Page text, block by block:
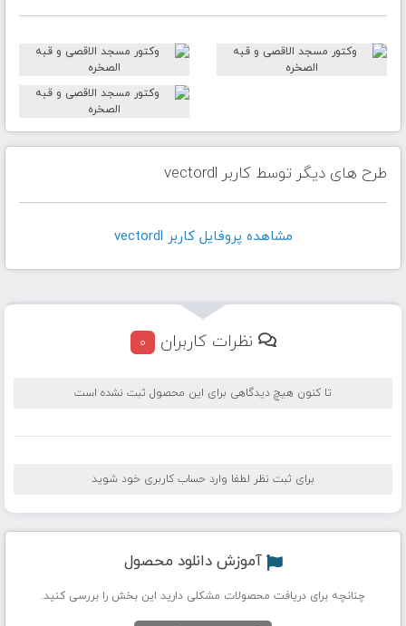
طرح های دیگر توسط کاربر vectordl
مشاهده پروفايل کاربر vectordl
نظرات کاربران 0
تا کنون هیچ دیدگاهی برای این محصول ثبت نشده است
برای ثبت نظر لطفا وارد حساب کاربری خود شوید
آموزش دانلود محصول
چنانچه برای دریافت محصولات مشکلی دارید این بخش را بررسی کنید.